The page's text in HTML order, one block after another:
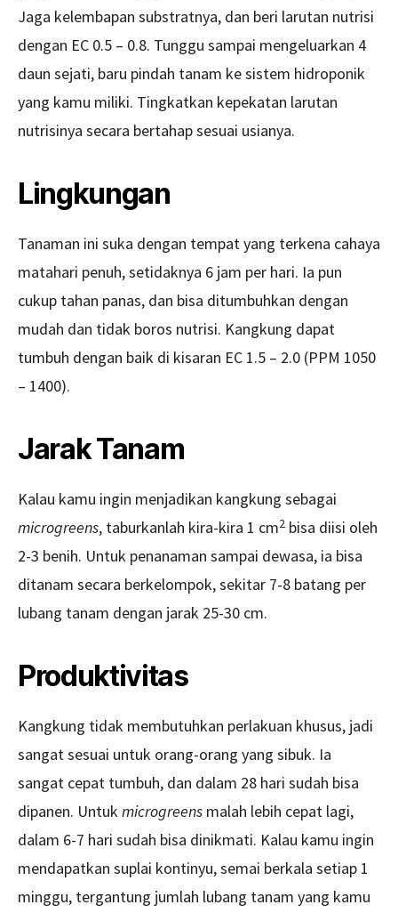
Jaga kelembapan substratnya, dan beri larutan nutrisi
dengan EC 0.5 – 0.8. Tunggu sampai mengeluarkan 4
daun sejati, baru pindah tanam ke sistem hidroponik
yang kamu miliki. Tingkatkan kepekatan larutan
nutrisinya secara bertahap sesuai usianya.
Lingkungan
Tanaman ini suka dengan tempat yang terkena cahaya
matahari penuh, setidaknya 6 jam per hari. Ia pun
cukup tahan panas, dan bisa ditumbuhkan dengan
mudah dan tidak boros nutrisi. Kangkung dapat
tumbuh dengan baik di kisaran EC 1.5 – 2.0 (PPM 1050
– 1400).
Jarak Tanam
Kalau kamu ingin menjadikan kangkung sebagai
microgreens, taburkanlah kira-kira 1 cm2 bisa diisi oleh
2-3 benih. Untuk penanaman sampai dewasa, ia bisa
ditanam secara berkelompok, sekitar 7-8 batang per
lubang tanam dengan jarak 25-30 cm.
Produktivitas
Kangkung tidak membutuhkan perlakuan khusus, jadi
sangat sesuai untuk orang-orang yang sibuk. Ia
sangat cepat tumbuh, dan dalam 28 hari sudah bisa
dipanen. Untuk microgreens malah lebih cepat lagi,
dalam 6-7 hari sudah bisa dinikmati. Kalau kamu ingin
mendapatkan suplai kontinyu, semai berkala setiap 1
minggu, tergantung jumlah lubang tanam yang kamu